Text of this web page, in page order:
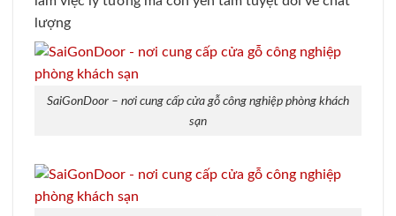
lượng
SaiGonDoor – nơi cung cấp cửa gỗ công nghiệp phòng khách
sạn